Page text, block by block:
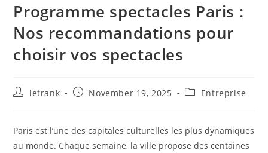
Programme spectacles Paris :
Nos recommandations pour
choisir vos spectacles
Postletrank
PostNovember 19, 2025
PostEntreprise
Paris est l’une des capitales culturelles les plus dynamiques
au monde. Chaque semaine, la ville propose des centaines